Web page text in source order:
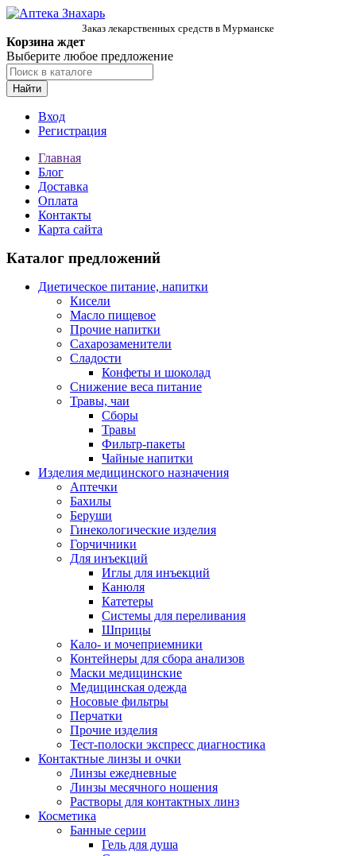
Заказ лекарственных средств в Мурманске
Корзина ждет
Выберите любое предложение
Найти
Вход
Регистрация
Главная
Блог
Доставка
Оплата
Контакты
Карта сайта
Каталог предложений
Диетическое питание, напитки
Кисели
Масло пищевое
Прочие напитки
Сахарозаменители
Сладости
Конфеты и шоколад
Снижение веса питание
Травы, чаи
Сборы
Травы
Фильтр-пакеты
Чайные напитки
Изделия медицинского назначения
Аптечки
Бахилы
Беруши
Гинекологические изделия
Горчичники
Для инъекций
Иглы для инъекций
Канюля
Катетеры
Системы для переливания
Шприцы
Кало- и мочеприемники
Контейнеры для сбора анализов
Маски медицинские
Медицинская одежда
Носовые фильтры
Перчатки
Прочие изделия
Тест-полоски экспресс диагностика
Контактные линзы и очки
Линзы ежедневные
Линзы месячного ношения
Растворы для контактных линз
Косметика
Банные серии
Гель для душа